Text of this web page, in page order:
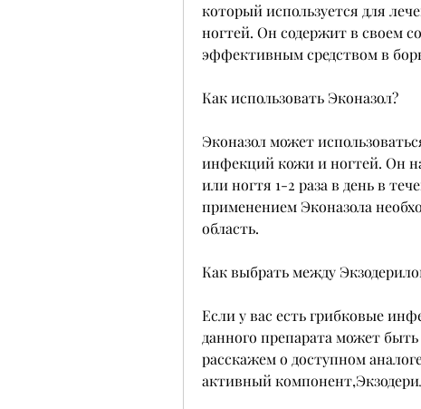
который используется для
ногтей. Он содержит в своем
эффективным средством в
Как использовать Эконазол?
Эконазол может
инфекций кожи и ногтей. Он
или ногтя 1-2 раза в день в
применением Эконазола
область.
Как выбрать между
Если у вас есть грибковые
данного препарата может
расскажем о доступном
активный